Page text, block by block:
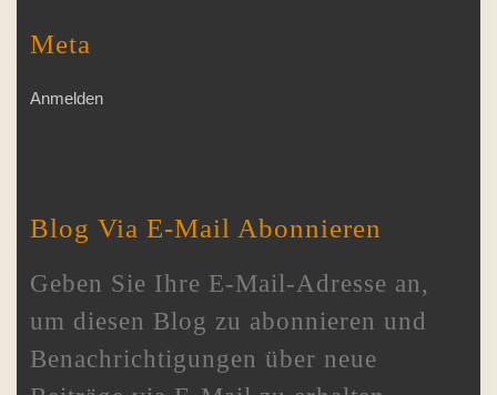
Meta
Anmelden
Blog Via E-Mail Abonnieren
Geben Sie Ihre E-Mail-Adresse an,
um diesen Blog zu abonnieren und
Benachrichtigungen über neue